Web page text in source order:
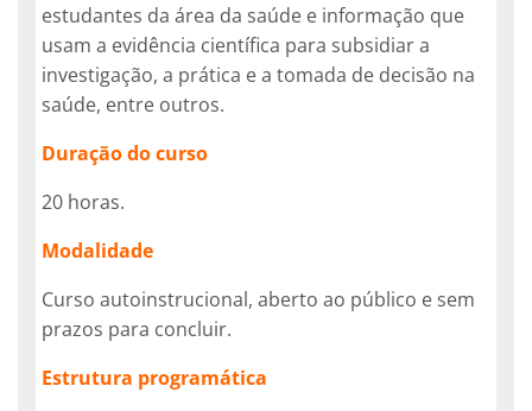
estudantes da área da saúde e informação que
usam a evidência científica para subsidiar a
investigação, a prática e a tomada de decisão na
saúde, entre outros.
Duração do curso
20 horas.
Modalidade
Curso autoinstrucional, aberto ao público e sem
prazos para concluir.
Estrutura programática